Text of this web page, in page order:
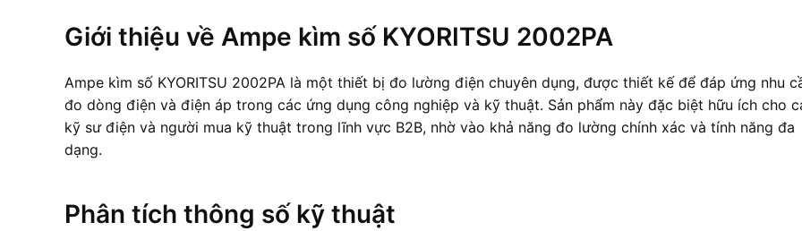
Giới thiệu về Ampe kìm số KYORITSU 2002PA
Ampe kìm số KYORITSU 2002PA là một thiết bị đo lường điện chuyên dụng, được thiết kế để đáp ứng nhu
đo dòng điện và điện áp trong các ứng dụng công nghiệp và kỹ thuật. Sản phẩm này đặc biệt hữu ích cho
kỹ sư điện và người mua kỹ thuật trong lĩnh vực B2B, nhờ vào khả năng đo lường chính xác và tính năng đa
dạng.
Phân tích thông số kỹ thuật